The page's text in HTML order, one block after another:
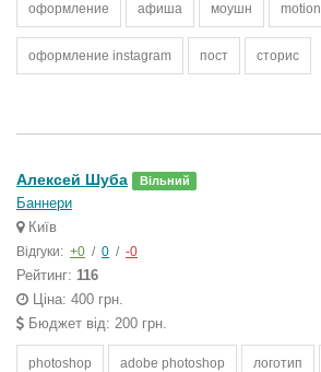
оформление афиша моушн motion
оформление instagram пост сторис
Алексей Шуба Вільний
Баннери
Київ
Відгуки: +0 / 0 / -0
Рейтинг: 116
Ціна: 400 грн.
Бюджет від: 200 грн.
photoshop adobe photoshop логотип